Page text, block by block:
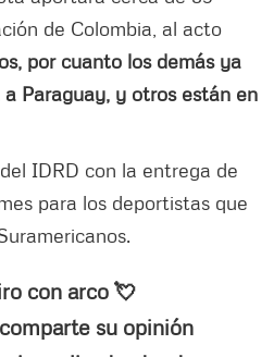
de Colombia, al acto
por cuanto los demás ya
Paraguay, y otros están en
IDRD con la entrega de
para los deportistas que
con arco 💘
su opinión